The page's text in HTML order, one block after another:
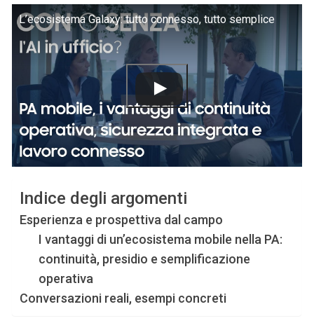
L’ecosistema Galaxy: tutto connesso, tutto semplice
Indice degli argomenti
Esperienza e prospettiva dal campo
I vantaggi di un’ecosistema mobile nella PA:
continuità, presidio e semplificazione
operativa
Conversazioni reali, esempi concreti